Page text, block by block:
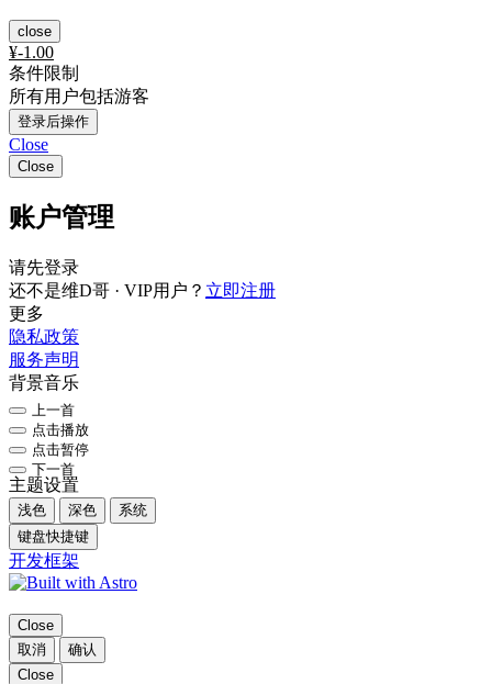
close
¥-1.00
条件限制
所有用户包括游客
登录后操作
Close
Close
账户管理
请先登录
还不是维D哥 · VIP用户？ 立即注册
更多
隐私政策
服务声明
背景音乐
上一首
点击播放
点击暂停
下一首
主题设置
浅色 深色
系统
键盘快捷键
开发框架
Close
取消
确认
Close